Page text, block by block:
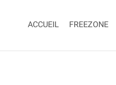
ACCUEIL FREEZONE